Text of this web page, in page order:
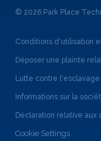
© 2026 Park Place
Conditions d'utilisation
Déposer une plainte
Lutte contre
Informations sur la
Déclaration relative aux
Cookie Settings